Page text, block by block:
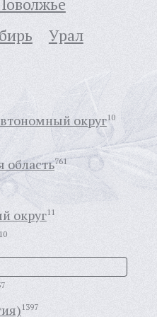
Урал
округ10
область761
округ11
1397